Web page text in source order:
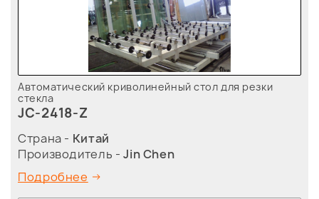
Автоматический криволинейный стол для резки
стекла
JC-2418-Z
Страна - Китай
Производитель -Jin Chen
Подробнее